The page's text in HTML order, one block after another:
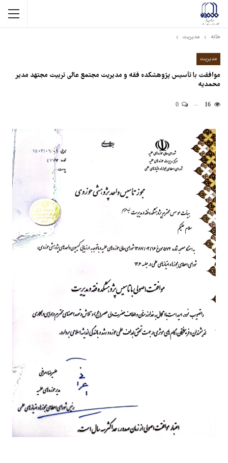
خانه مدیریت
مدیریت
موافقت با تأسیس پژوهشکده فقه و مدیریت مجتمع عالی تربیت مجتهد مدیر
محمدیه
16